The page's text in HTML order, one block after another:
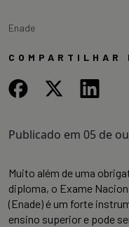
Enade
COMPARTILHAR
Publicado em 05 de
Muito além de uma
diploma, o Exame
(Enade) é um forte
ensino superior e pode